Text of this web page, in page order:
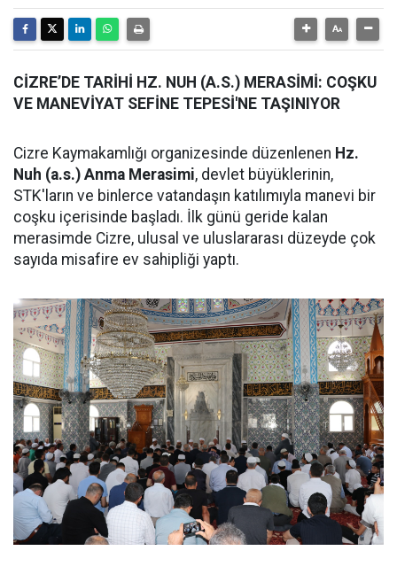
CİZRE’DE TARİHİ HZ. NUH (A.S.) MERASİMİ: COŞKU
VE MANEVİYAT SEFİNE TEPESİ'NE TAŞINIYOR
Cizre Kaymakamlığı organizesinde düzenlenen Hz.
Nuh (a.s.) Anma Merasimi, devlet büyüklerinin,
STK'ların ve binlerce vatandaşın katılımıyla manevi bir
coşku içerisinde başladı. İlk günü geride kalan
merasimde Cizre, ulusal ve uluslararası düzeyde çok
sayıda misafire ev sahipliği yaptı.